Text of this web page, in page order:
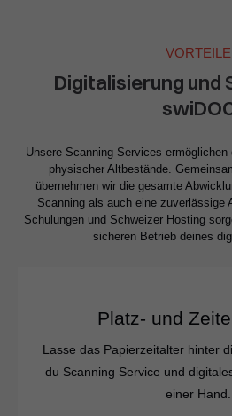
VORTEILE
Digitalisierung und
Unsere Scanning Services
physischer Altbestände.
übernehmen wir die gesamte
Scanning als auch eine zuverlässige
Schulungen und Schweizer Hosting
sicheren Betrieb deines
Platz- und
Lasse das Papierzeitalter hinter
du Scanning Service und
einer Hand.